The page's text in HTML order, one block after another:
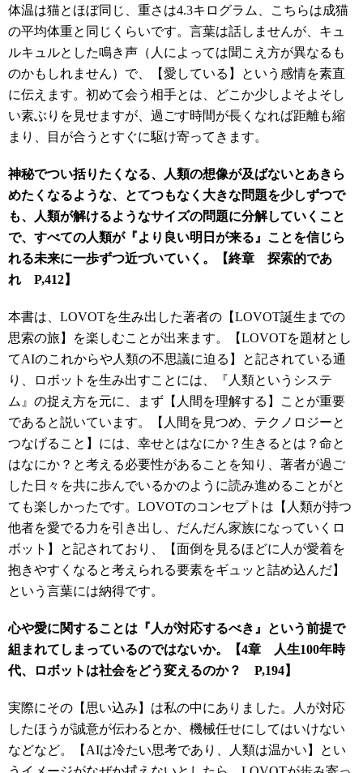
体温は猫とほぼ同じ、重さは4.3キログラム、こちらは成猫
の平均体重と同じくらいです。言葉は話しませんが、キュ
ルキュルとした鳴き声（人によっては聞こえ方が異なるも
のかもしれません）で、【愛している】という感情を素直
に伝えます。初めて会う相手とは、どこか少しよそよそし
い素ぶりを見せますが、過ごす時間が長くなれば距離も縮
まり、目が合うとすぐに駆け寄ってきます。
神秘でつい括りたくなる、人類の想像が及ばないとあきら
めたくなるような、とてつもなく大きな問題を少しずつで
も、人類が解けるようなサイズの問題に分解していくこと
で、すべての人類が『より良い明日が来る』ことを信じら
れる未来に一歩ずつ近づいていく。
【終章 探索的であ
れ P,412】
本書は、LOVOTを生み出した著者の【LOVOT誕生までの
思索の旅】を楽しむことが出来ます。【LOVOTを題材とし
てAIのこれからや人類の不思議に迫る】と記されている通
り、ロボットを生み出すことには、『人類というシステ
ム』の捉え方を元に、まず【人間を理解する】ことが重要
であると説いています。【人間を見つめ、テクノロジーと
つなげること】には、幸せとはなにか？生きるとは？命と
はなにか？と考える必要性があることを知り、著者が過ご
した日々を共に歩んでいるかのように読み進めることがと
ても楽しかったです。LOVOTのコンセプトは【人類が持つ
他者を愛でる力を引き出し、だんだん家族になっていくロ
ボット】と記されており、【面倒を見るほどに人が愛着を
抱きやすくなると考えられる要素をギュッと詰め込んだ】
という言葉には納得です。
心や愛に関することは『人が対応するべき』という前提で
組まれてしまっているのではないか。
【4章 人生100年時
代、ロボットは社会をどう変えるのか？ P,194】
実際にその【思い込み】は私の中にありました。人が対応
したほうが誠意が伝わるとか、機械任せにしてはいけない
などなど。【AIは冷たい思考であり、人類は温かい】とい